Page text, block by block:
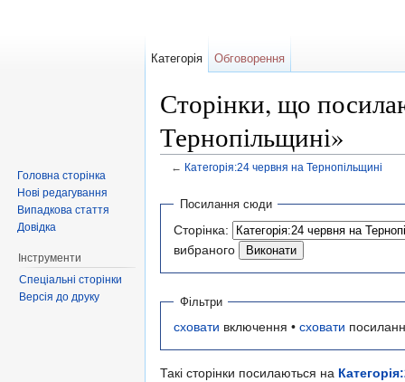
Сторінки, що
Тернопільщині»
← Категорія:24 червня на Тернопільщині
Посилання сюди
Сторінка:
вибраного
Фільтри
сховати включення • сховати
Такі сторінки посилаються на
Категорія Обговорення
Головна сторінка
Нові редагування
Випадкова стаття
Довідка
Інструменти
Спеціальні сторінки
Версія до друку